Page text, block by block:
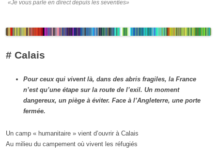
«Je vous parle en direct depuis les seventies»
# Calais
Pour ceux qui vivent là, dans des abris fragiles, la France
n’est qu’une étape sur la route de l’exil. Un moment
dangereux, un piège à éviter. Face à l’Angleterre, une porte
fermée.
Un camp « humanitaire » vient d’ouvrir à Calais
Au milieu du campement où vivent les réfugiés